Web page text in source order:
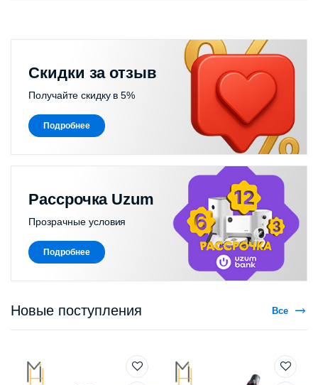
Скидки за отзыв
Получайте скидку в 5%
Подробнее
Рассрочка Uzum
Прозрачные условия
Подробнее
Новые поступления Все